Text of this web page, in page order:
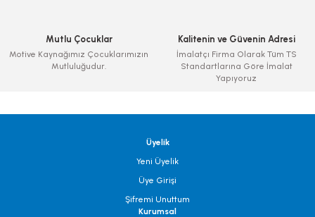
Mutlu Çocuklar
Motive Kaynağımız Çocuklarımızın
Mutluluğudur.
Kalitenin ve Güvenin Adresi
İmalatçı Firma Olarak Tüm TS
Standartlarına Göre İmalat
Yapıyoruz
Üyelik
Yeni Üyelik
Üye Girişi
Şifremi Unuttum
Kurumsal